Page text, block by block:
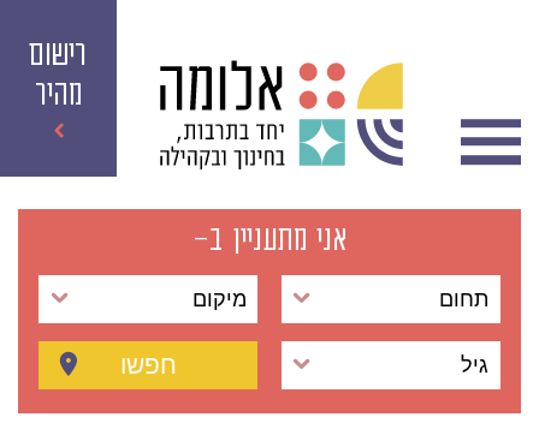
רישום
מהיר
אני מתעניין ב-
תחום מיקום
גיל חפשו